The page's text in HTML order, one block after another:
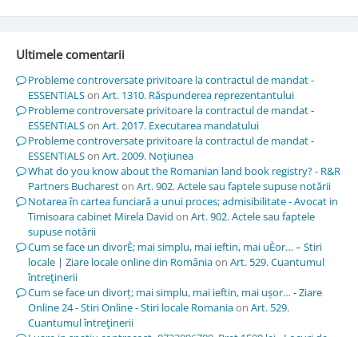
Ultimele comentarii
Probleme controversate privitoare la contractul de mandat -
ESSENTIALSon Art. 1310. Răspunderea reprezentantului
Probleme controversate privitoare la contractul de mandat -
ESSENTIALSon Art. 2017. Executarea mandatului
Probleme controversate privitoare la contractul de mandat -
ESSENTIALSon Art. 2009. Noţiunea
What do you know about the Romanian land book registry? - R&R
Partners Buchareston Art. 902. Actele sau faptele supuse notării
Notarea în cartea funciară a unui proces; admisibilitate - Avocat in
Timisoara cabinet Mirela David on Art. 902. Actele sau faptele
supuse notării
Cum se face un divorÈ; mai simplu, mai ieftin, mai uÈor… – Stiri
locale | Ziare locale online din Româniaon Art. 529. Cuantumul
întreţinerii
Cum se face un divorț; mai simplu, mai ieftin, mai ușor… - Ziare
Online 24 - Stiri Online - Stiri locale Romaniaon Art. 529.
Cuantumul întreţinerii